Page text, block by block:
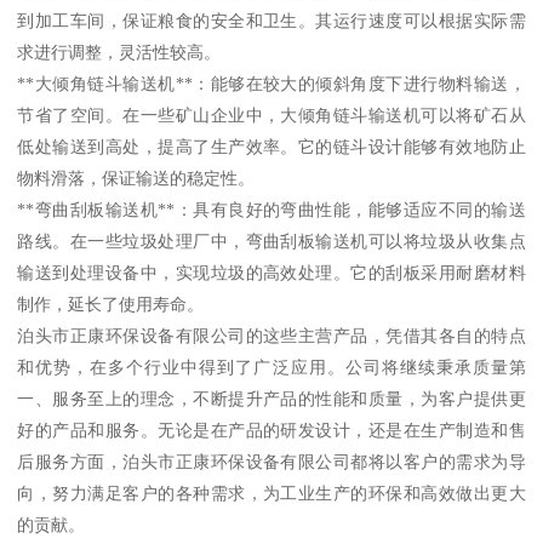
到加工车间，保证粮食的安全和卫生。其运行速度可以根据实际需
求进行调整，灵活性较高。
**大倾角链斗输送机**：能够在较大的倾斜角度下进行物料输送，
节省了空间。在一些矿山企业中，大倾角链斗输送机可以将矿石从
低处输送到高处，提高了生产效率。它的链斗设计能够有效地防止
物料滑落，保证输送的稳定性。
**弯曲刮板输送机**：具有良好的弯曲性能，能够适应不同的输送
路线。在一些垃圾处理厂中，弯曲刮板输送机可以将垃圾从收集点
输送到处理设备中，实现垃圾的高效处理。它的刮板采用耐磨材料
制作，延长了使用寿命。
泊头市正康环保设备有限公司的这些主营产品，凭借其各自的特点
和优势，在多个行业中得到了广泛应用。公司将继续秉承质量第
一、服务至上的理念，不断提升产品的性能和质量，为客户提供更
好的产品和服务。无论是在产品的研发设计，还是在生产制造和售
后服务方面，泊头市正康环保设备有限公司都将以客户的需求为导
向，努力满足客户的各种需求，为工业生产的环保和高效做出更大
的贡献。